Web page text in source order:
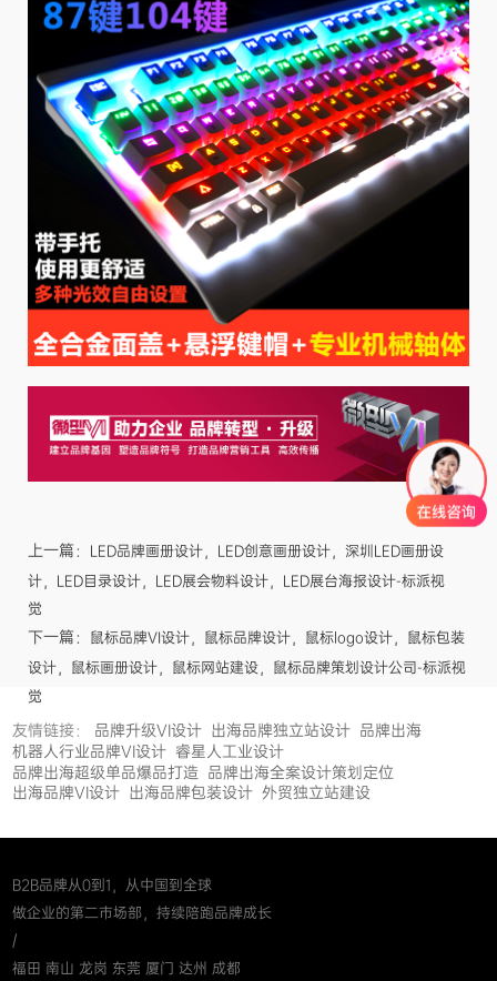
上一篇： LED品牌画册设计，LED创意画册设计，深圳LED画册设
计，LED目录设计，LED展会物料设计，LED展台海报设计-标派视
觉
下一篇： 鼠标品牌VI设计，鼠标品牌设计，鼠标logo设计，鼠标包装
设计，鼠标画册设计，鼠标网站建设，鼠标品牌策划设计公司-标派视
觉
友情链接： 品牌升级VI设计 出海品牌独立站设计 品牌出海
机器人行业品牌VI设计 睿星人工业设计
品牌出海超级单品爆品打造 品牌出海全案设计策划定位
出海品牌VI设计 出海品牌包装设计 外贸独立站建设
B2B品牌从0到1，从中国到全球
做企业的第二市场部，持续陪跑品牌成长
/
福田 南山 龙岗 东莞 厦门 达州 成都